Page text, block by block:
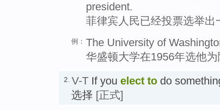
president.
菲律宾人民已经投票选举出
例： The University of
华盛顿大学在1956年选他
2. V-T If you elect to do
选择 [正式]